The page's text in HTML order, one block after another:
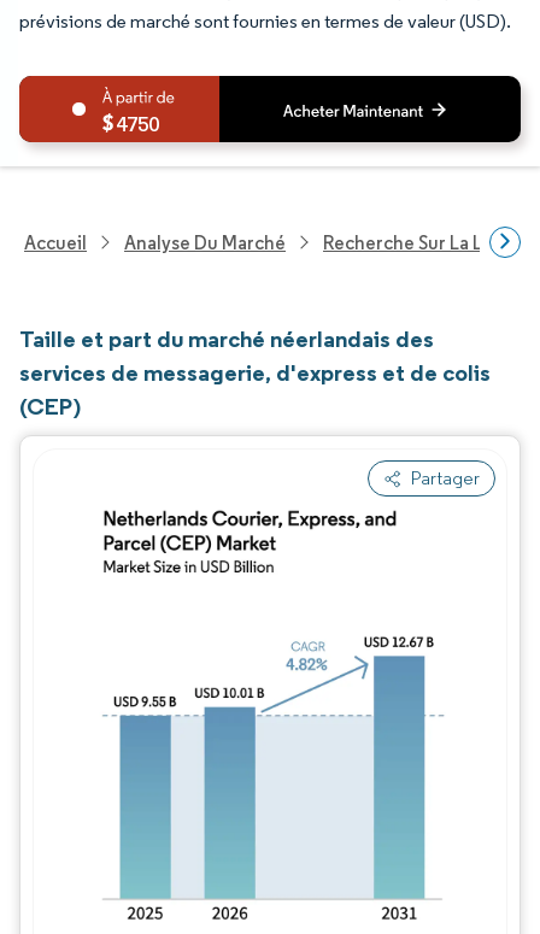
prévisions de marché sont fournies en termes de valeur (USD).
4750
Accueil Analyse Du Marché Recherche Sur La
Taille et part du marché néerlandais des
services de messagerie, d'express et de colis
(CEP)
Partager